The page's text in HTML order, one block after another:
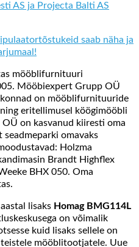
AS ja Projecta Balti AS
saab näha ja
mööblifurnituuri
Mööbiexpert Grupp OÜ
on mööblifurnituuride
eritellimusel köögimööbli
on kasvanud kiiresti oma
seadmeparki omavaks
Holzma
Brandt Highflex
BHX 050. Oma
lisaks Homag BMG114L
on võimalik
kuid lisaks sellele on
mööblitootjatele. Uue